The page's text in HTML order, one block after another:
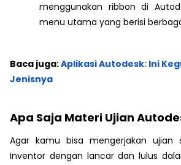
menggunakan ribbon di
menu utama yang berisi
Baca juga:Aplikasi Autodesk: Ini
Jenisnya
Apa Saja Materi Ujian
Agar kamu bisa mengerjakan ujian
Inventor dengan lancar dan lulus